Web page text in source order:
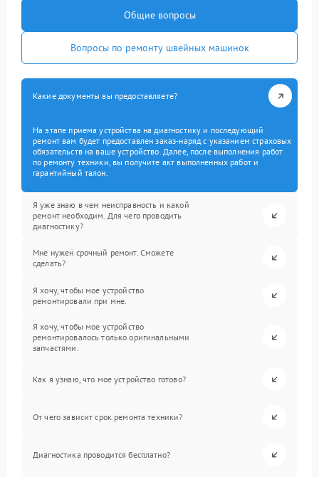
Общие вопросы
Вопросы по ремонту швейных машинок
Какие документы вы предоставляете?
На этапе приема устройства на диагностику и последующий
ремонт вам будет предоставлен заказ-наряд с указанием страховых
обязательств на ваше устройство. Далее, после выполнения работ
по ремонту техники, вы получите акт выполненных работ и
гарантийный талон.
Я уже знаю в чем неисправность и какой
ремонт необходим. Для чего проводить
диагностику?
Мне нужен срочный ремонт. Сможете
сделать?
Я хочу, чтобы мое устройство
ремонтировали при мне.
Я хочу, чтобы мое устройство
ремонтировалось только оригинальными
запчастями.
Как я узнаю, что мое устройство готово?
От чего зависит срок ремонта техники?
Диагностика проводится бесплатно?